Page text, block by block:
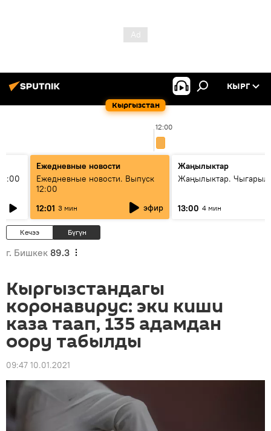
Кыргызстан
КЫРГ
12:00
Ежедневные новости
Ежедневные новости. Выпуск
12:00
12:01 3 мин эфир
Жаңылыктар
Жаңылыктар.
13:00 4 мин
Кечээ Бүгүн
г. Бишкек 89.3
Кыргызстандагы
коронавирус: эки киши
каза таап, 135 адамдан
оору табылды
09:47 10.01.2021